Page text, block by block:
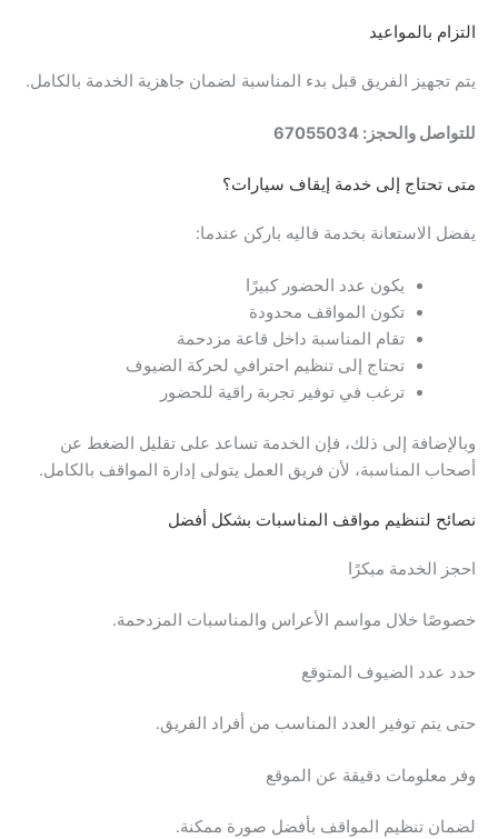
التزام بالمواعيد
يتم تجهيز الفريق قبل بدء المناسبة لضمان جاهزية الخدمة بالكامل.
للتواصل والحجز: 67055034
متى تحتاج إلى خدمة إيقاف سيارات؟
يفضل الاستعانة بخدمة فاليه باركن عندما:
يكون عدد الحضور كبيرًا
تكون المواقف محدودة
تقام المناسبة داخل قاعة مزدحمة
تحتاج إلى تنظيم احترافي لحركة الضيوف
ترغب في توفير تجربة راقية للحضور
وبالإضافة إلى ذلك، فإن الخدمة تساعد على تقليل الضغط عن
أصحاب المناسبة، لأن فريق العمل يتولى إدارة المواقف بالكامل.
نصائح لتنظيم مواقف المناسبات بشكل أفضل
احجز الخدمة مبكرًا
خصوصًا خلال مواسم الأعراس والمناسبات المزدحمة.
حدد عدد الضيوف المتوقع
حتى يتم توفير العدد المناسب من أفراد الفريق.
وفر معلومات دقيقة عن الموقع
لضمان تنظيم المواقف بأفضل صورة ممكنة.